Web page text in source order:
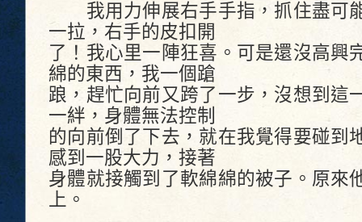
我用力伸展右手手指，抓住盡可
一拉，右手的皮扣開
了！我心里一陣狂喜。可是還沒高興
綿的東西，我一個蹌
踉，趕忙向前又跨了一步，沒想到這
一絆，身體無法控制
的向前倒了下去，就在我覺得要碰到
感到一股大力，接著
身體就接觸到了軟綿綿的被子。原來
上。